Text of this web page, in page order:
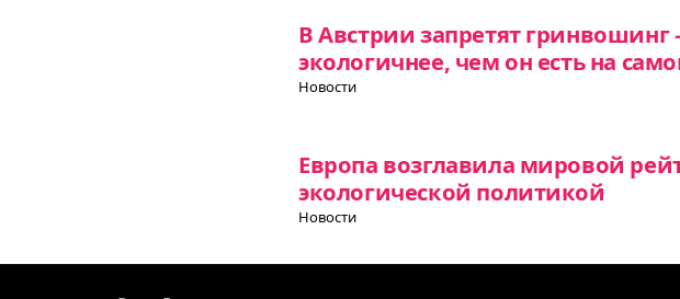
В Австрии запретят
экологичнее, чем он есть на
Новости
Европа возглавила мировой
экологической политикой
Новости